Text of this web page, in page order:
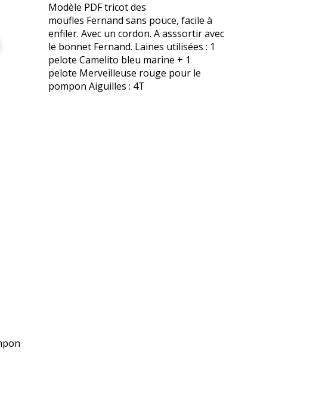
Modèle PDF tricot des
moufles Fernand sans pouce, facile à
enfiler. Avec un cordon. A asssortir avec
le bonnet Fernand. Laines utilisées : 1
pelote Camelito bleu marine + 1
pelote Merveilleuse rouge pour le
pompon Aiguilles : 4T